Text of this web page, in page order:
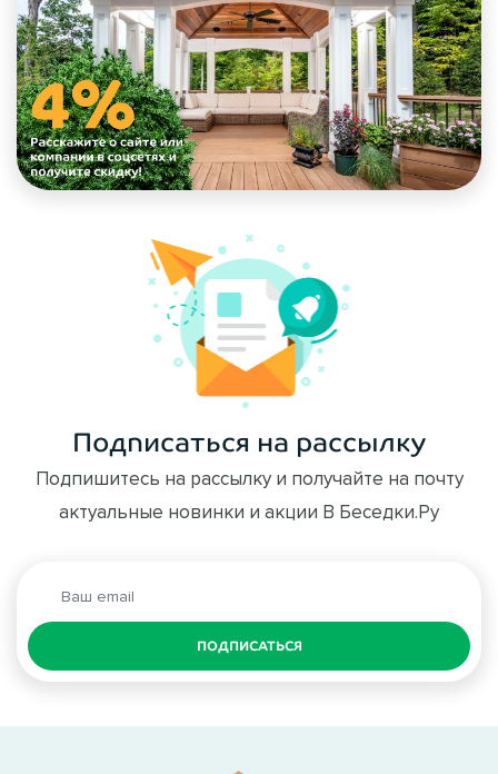
Подписаться на рассылку
Подпишитесь на рассылку и получайте на почту
актуальные новинки и акции В Беседки.Ру
ПОДПИСАТЬСЯ